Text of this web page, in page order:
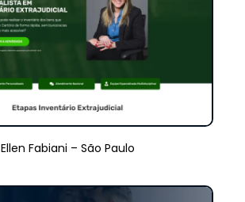
Ellen Fabiani – São Paulo